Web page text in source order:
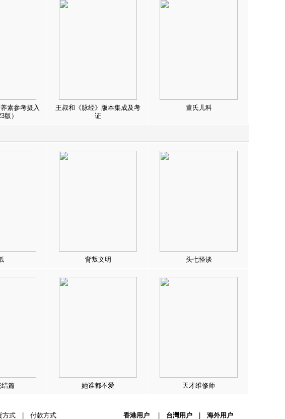
素参考摄入
版）
王叔和《脉经》版本集成及考
证
董氏儿科
背叛文明 头七怪谈
结篇 她谁都不爱 天才维修师
方式| 付款方式 香港用户| 台灣用户| 海外用户